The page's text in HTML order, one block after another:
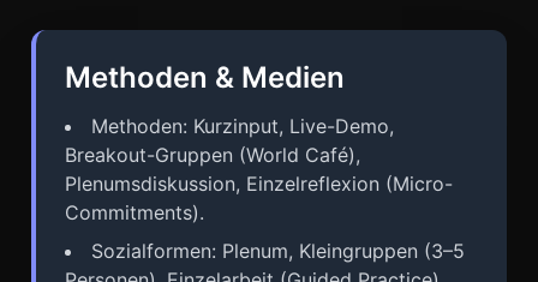
Methoden & Medien
Methoden: Kurzinput, Live-Demo,
Breakout-Gruppen (World Café),
Plenumsdiskussion, Einzelreflexion (Micro-
Commitments).
Sozialformen: Plenum, Kleingruppen (3–5